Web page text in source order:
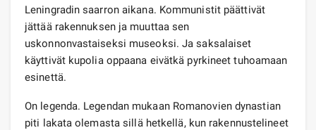
Leningradin saarron aikana. Kommunistit päättivät
jättää rakennuksen ja muuttaa sen
uskonnonvastaiseksi museoksi. Ja saksalaiset
käyttivät kupolia oppaana eivätkä pyrkineet tuhoamaan
esinettä.
On legenda. Legendan mukaan Romanovien dynastian
piti lakata olemasta sillä hetkellä, kun rakennustelineet